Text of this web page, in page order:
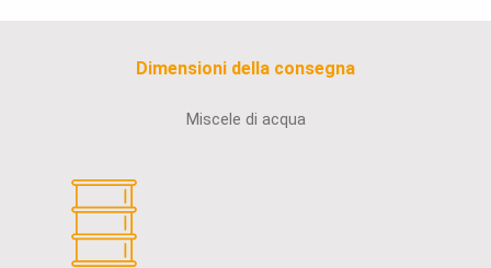
Dimensioni della consegna
Miscele di acqua